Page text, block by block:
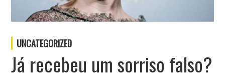
UNCATEGORIZED
Já recebeu um sorriso falso?